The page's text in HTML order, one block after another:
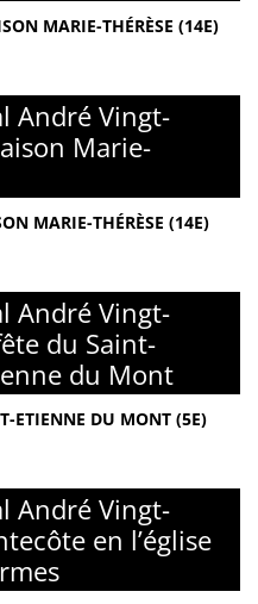
MARIE-THÉRÈSE (14E)
André Vingt-
Marie-
MARIE-THÉRÈSE (14E)
André Vingt-
du Saint-
du Mont
ETIENNE DU MONT (5E)
André Vingt-
en l’église